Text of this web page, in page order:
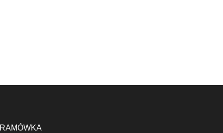
RAMÓWKA